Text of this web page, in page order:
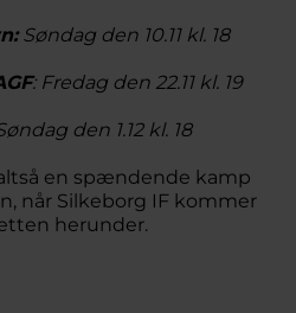
Søndag den 10.11 kl. 18
: Fredag den 22.11 kl. 19
den 1.12 kl. 18
en spændende kamp
når Silkeborg IF kommer
herunder.